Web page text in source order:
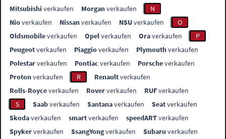
Mitsubishi verkaufen Morganverkaufen
N
Nioverkaufen Nissanverkaufen NSUverkaufen
O
Oldsmobileverkaufen Opelverkaufen Oraverkaufen
P
Peugeotverkaufen Piaggioverkaufen Plymouthverkaufen
Polestarverkaufen Pontiac verkaufen Porscheverkaufen
Protonverkaufen R Renaultverkaufen
Rolls-Royceverkaufen Roververkaufen RUFverkaufen
S
Saabverkaufen Santanaverkaufen Seatverkaufen
Skodaverkaufen smartverkaufen speedARTverkaufen
Spykerverkaufen SsangYongverkaufen Subaru verkaufen